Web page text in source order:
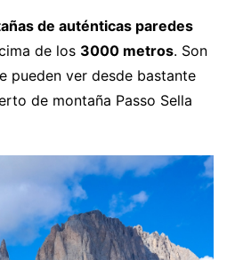
de auténticas paredes
de los 3000 metros. Son
pueden ver desde bastante
de montaña Passo Sella